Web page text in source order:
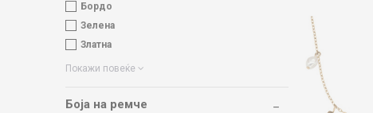
Бордо
Зелена
Златна
Покажи повеќе
Боја на ремче